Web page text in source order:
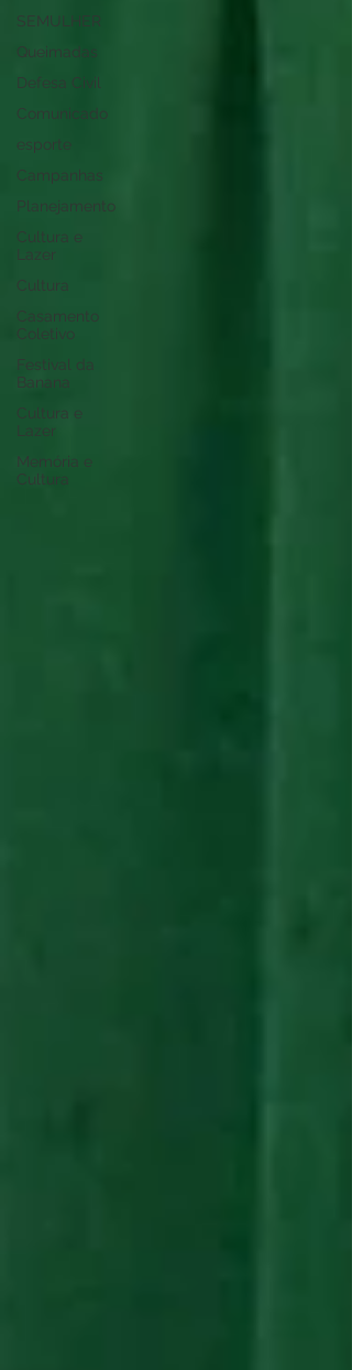
SEMULHER
Queimadas
Defesa Civil
Comunicado
esporte
Campanhas
Planejamento
Cultura e
Lazer
Cultura
Casamento
Coletivo
Festival da
Banana
Cultura e
Lazer
Memória e
Cultura